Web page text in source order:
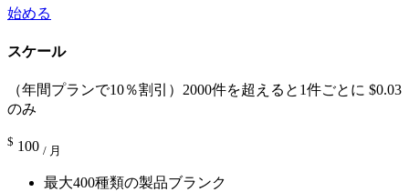
始める
スケール
（年間プランで10％割引）2000件を超えると1件ごとに $0.03
のみ
$ 100 / 月
最大400種類の製品ブランク